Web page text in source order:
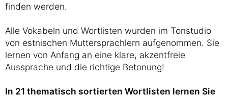
finden werden.
Alle Vokabeln und Wortlisten wurden im Tonstudio
von estnischen Muttersprachlern aufgenommen. Sie
lernen von Anfang an eine klare, akzentfreie
Aussprache und die richtige Betonung!
In 21 thematisch sortierten Wortlisten lernen Sie